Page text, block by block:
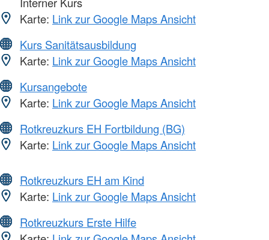
Karte: Link zur Google Maps Ansicht
Kurs Sanitätsausbildung
Karte: Link zur Google Maps Ansicht
Kursangebote
Karte: Link zur Google Maps Ansicht
Rotkreuzkurs EH Fortbildung (BG)
Karte: Link zur Google Maps Ansicht
Rotkreuzkurs EH am Kind
Karte: Link zur Google Maps Ansicht
Rotkreuzkurs Erste Hilfe